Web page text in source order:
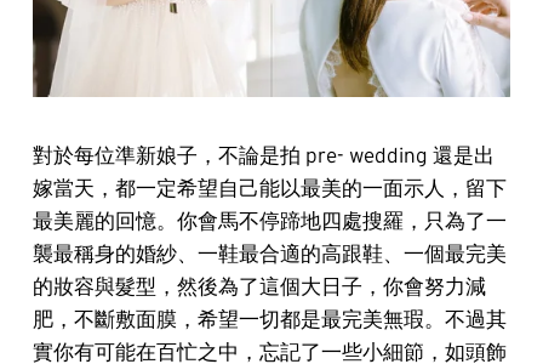
對於每位準新娘子，不論是拍 pre- wedding 還是出
嫁當天，都一定希望自己能以最美的一面示人，留下
最美麗的回憶。你會馬不停蹄地四處搜羅，只為了一
襲最稱身的婚紗、一鞋最合適的高跟鞋、一個最完美
的妝容與髮型，然後為了這個大日子，你會努力減
肥，不斷敷面膜，希望一切都是最完美無瑕。 不過其
實你有可能在百忙之中，忘記了一些小細節，如頭飾